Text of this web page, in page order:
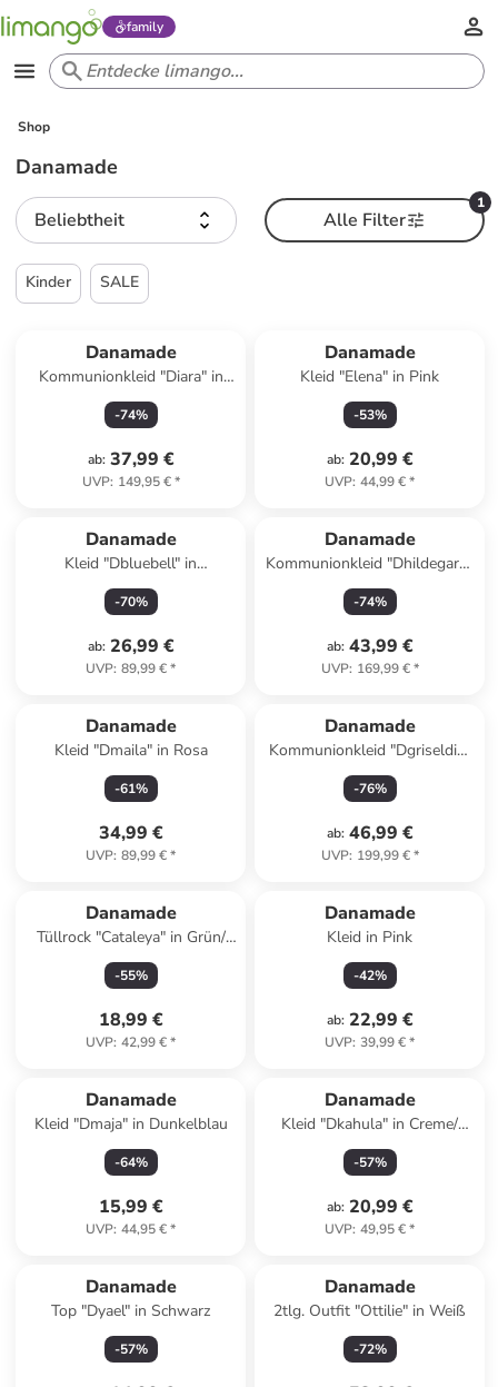
family
Shop
Danamade
Beliebtheit
1
Alle Filter
Kinder SALE
Danamade
Kommunionkleid "Diara" in
Weiß
-74%
ab: 37,99 €
UVP: 149,95 €*
Danamade
Kleid "Elena" in Pink
-53%
ab: 20,99 €
UVP: 44,99 €*
Danamade
Kleid "Dbluebell" in
Dunkelblau
-70%
ab: 26,99 €
UVP: 89,99 €*
Danamade
Kommunionkleid "Dhildegard"
in Weiß
-74%
ab: 43,99 €
UVP: 169,99 €*
Danamade
Kleid "Dmaila" in Rosa
-61%
34,99 €
UVP: 89,99 €*
Danamade
Kommunionkleid "Dgriseldis"
in Weiß
-76%
ab: 46,99 €
UVP: 199,99 €*
Danamade
Tüllrock "Cataleya" in Grün/
Gold/ Rosa
-55%
18,99 €
UVP: 42,99 €*
Danamade
Kleid in Pink
-42%
ab: 22,99 €
UVP: 39,99 €*
Danamade
Kleid "Dmaja" in Dunkelblau
-64%
15,99 €
UVP: 44,95 €*
Danamade
Kleid "Dkahula" in Creme/
Beige/ Schwarz
-57%
ab: 20,99 €
UVP: 49,95 €*
Danamade
Top "Dyael" in Schwarz
-57%
Danamade
2tlg. Outfit "Ottilie" in Weiß
-72%